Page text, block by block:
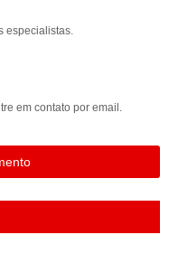
especialistas.
em contato por email.